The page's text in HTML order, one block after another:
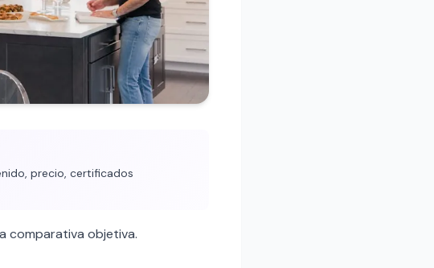
precio, certificados
comparativa objetiva.